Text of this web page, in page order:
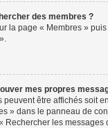
des membres ?
la page « Membres »
mes propres
peuvent être affichés soit
» dans le panneau de
Rechercher les messages